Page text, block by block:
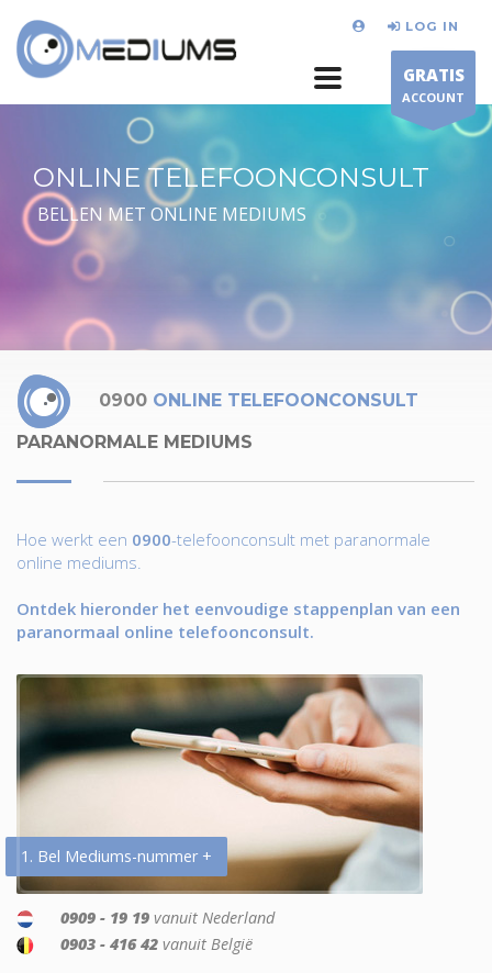
LOG IN
GRATIS
ACCOUNT
ONLINE TELEFOONCONSULT
BELLEN MET ONLINE MEDIUMS
0900 ONLINE TELEFOONCONSULT
PARANORMALE MEDIUMS
Hoe werkt een 0900-telefoonconsult met paranormale
online mediums.
Ontdek hieronder het eenvoudige stappenplan van een
paranormaal online telefoonconsult.
1. Bel Mediums-nummer +
0909 - 19 19 vanuit Nederland
0903 - 416 42 vanuit België